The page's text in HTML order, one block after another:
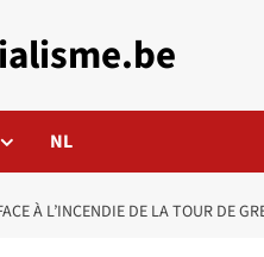
NL
À L’INCENDIE DE LA TOUR DE